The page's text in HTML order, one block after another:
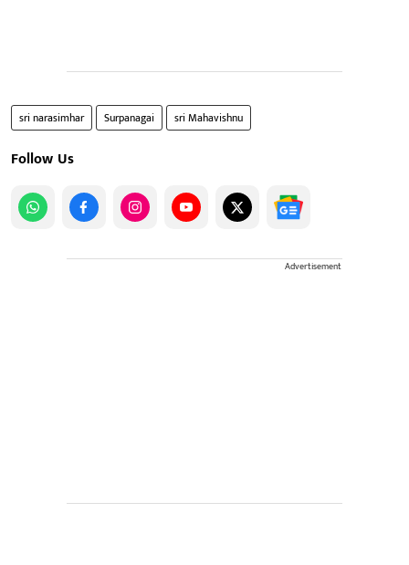
sri narasimhar Surpanagai sri Mahavishnu
Follow Us
Advertisement